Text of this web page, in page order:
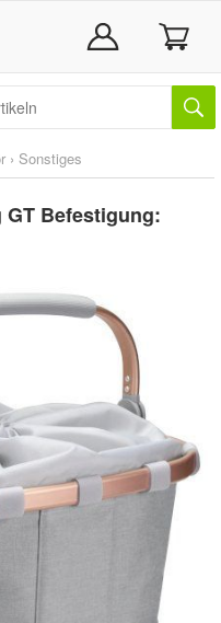
› Sonstiges
GT Befestigung: